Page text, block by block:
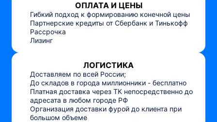
ОПЛАТА И ЦЕНЫ
Гибкий подход к формированию конечной цены
Партнерские кредиты от Сбербанк и Тинькофф
Рассрочка
Лизинг
ЛОГИСТИКА
Доставляем по всей России;
До складов в города миллионники - бесплатно
Платная доставка через ТК непосредственно до
адресата в любом городе РФ
Организация доставки фурой до клиента при
большом объеме